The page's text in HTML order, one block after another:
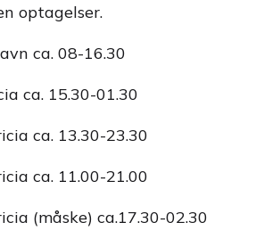
optagelser.
ca. 08-16.30
ca. 15.30-01.30
ca. 13.30-23.30
ca. 11.00-21.00
(måske) ca.17.30-02.30